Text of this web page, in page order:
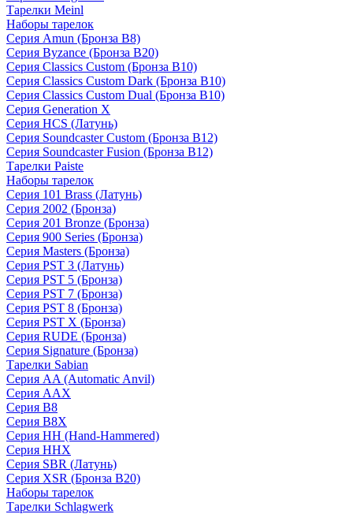
Тарелки Meinl
Наборы тарелок
Серия Amun (Бронза B8)
Серия Byzance (Бронза B20)
Серия Classics Custom (Бронза B10)
Серия Classics Custom Dark (Бронза B10)
Серия Classics Custom Dual (Бронза B10)
Серия Generation X
Серия HCS (Латунь)
Серия Soundcaster Custom (Бронза B12)
Серия Soundcaster Fusion (Бронза B12)
Тарелки Paiste
Наборы тарелок
Серия 101 Brass (Латунь)
Серия 2002 (Бронза)
Серия 201 Bronze (Бронза)
Серия 900 Series (Бронза)
Серия Masters (Бронза)
Серия PST 3 (Латунь)
Серия PST 5 (Бронза)
Серия PST 7 (Бронза)
Серия PST 8 (Бронза)
Серия PST X (Бронза)
Серия RUDE (Бронза)
Серия Signature (Бронза)
Тарелки Sabian
Серия AA (Automatic Anvil)
Серия AAX
Серия B8
Серия B8X
Серия HH (Hand-Hammered)
Серия HHX
Серия SBR (Латунь)
Серия XSR (Бронза B20)
Наборы тарелок
Тарелки Schlagwerk